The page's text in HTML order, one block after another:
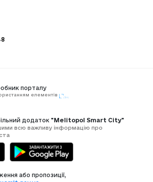
порталу
елементів
додаток "Melitopol Smart City"
всю важливу інформацію про
або пропозиції,